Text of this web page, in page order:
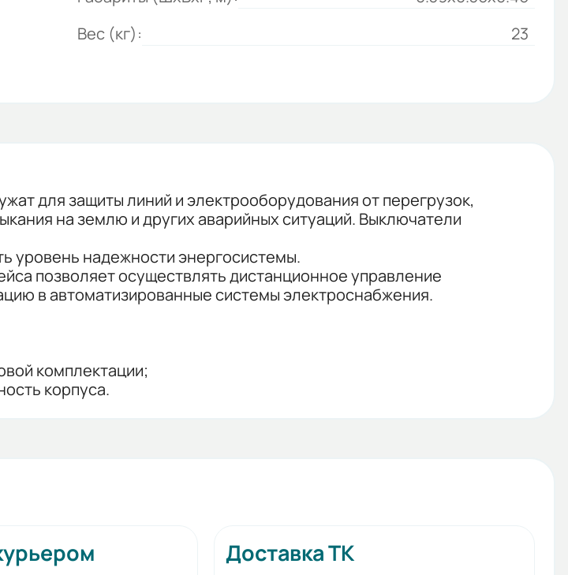
Вес (кг):
23
для защиты линий и электрооборудования от перегрузок,
на землю и других аварийных ситуаций. Выключатели
уровень надежности энергосистемы.
позволяет осуществлять дистанционное управление
в автоматизированные системы электроснабжения.
комплектации;
корпуса.
Доставка ТК